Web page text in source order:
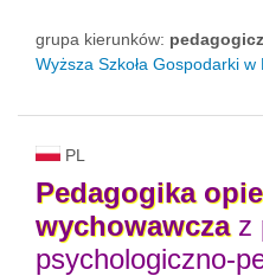
grupa kierunków:
Wyższa Szkoła Gospodarki w
PL
Pedagogika
wychowawczaz
psychologiczno-